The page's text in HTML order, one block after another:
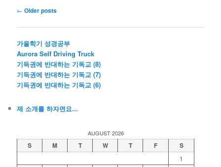
Post
← Older posts
가을학기 성경공부
Aurora Self Driving Truck
기득권에 반대하는 기독교 (8)
기득권에 반대하는 기독교 (7)
기득권에 반대하는 기독교 (6)
제 소개를 하자면요...
AUGUST 2026
S M T W T F S
1